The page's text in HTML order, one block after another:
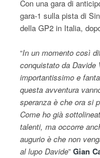
Con una gara di
gara-1 sulla pista di
della GP2 in Italia,
“In un momento così
conquistato da Davide
importantissimo e
questa avventura
speranza è che ora si
Come ho già
talenti, ma occorre
augurio è che non
al lupo Davide” Gian